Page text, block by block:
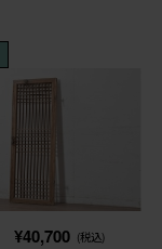
¥40,700 (税込)